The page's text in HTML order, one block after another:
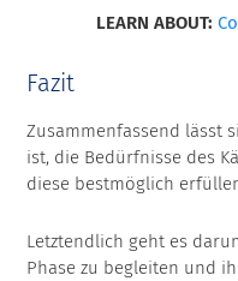
LEARN ABOUT:
Fazit
Zusammenfassend lässt
ist, die Bedürfnisse des
diese bestmöglich
Letztendlich geht es
Phase zu begleiten und